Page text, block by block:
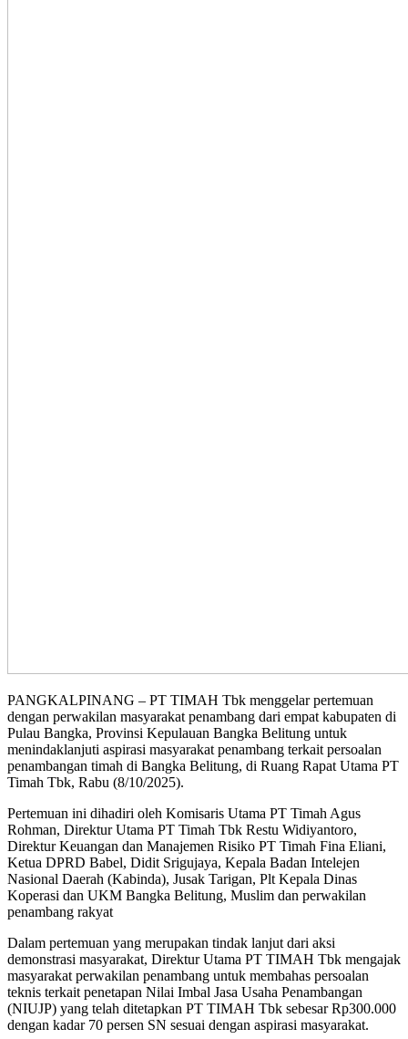
PANGKALPINANG – PT TIMAH Tbk menggelar pertemuan
dengan perwakilan masyarakat penambang dari empat kabupaten di
Pulau Bangka, Provinsi Kepulauan Bangka Belitung untuk
menindaklanjuti aspirasi masyarakat penambang terkait persoalan
penambangan timah di Bangka Belitung, di Ruang Rapat Utama PT
Timah Tbk, Rabu (8/10/2025).
Pertemuan ini dihadiri oleh Komisaris Utama PT Timah Agus
Rohman, Direktur Utama PT Timah Tbk Restu Widiyantoro,
Direktur Keuangan dan Manajemen Risiko PT Timah Fina Eliani,
Ketua DPRD Babel, Didit Srigujaya, Kepala Badan Intelejen
Nasional Daerah (Kabinda), Jusak Tarigan, Plt Kepala Dinas
Koperasi dan UKM Bangka Belitung, Muslim dan perwakilan
penambang rakyat
Dalam pertemuan yang merupakan tindak lanjut dari aksi
demonstrasi masyarakat, Direktur Utama PT TIMAH Tbk mengajak
masyarakat perwakilan penambang untuk membahas persoalan
teknis terkait penetapan Nilai Imbal Jasa Usaha Penambangan
(NIUJP) yang telah ditetapkan PT TIMAH Tbk sebesar Rp300.000
dengan kadar 70 persen SN sesuai dengan aspirasi masyarakat.